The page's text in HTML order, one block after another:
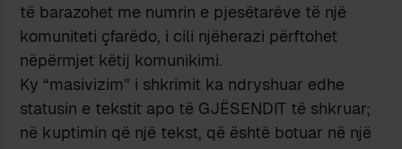
të barazohet me numrin e pjesëtarëve të një
komuniteti çfarëdo, i cili njëherazi përftohet
nëpërmjet këtij komunikimi.
Ky “masivizim” i shkrimit ka ndryshuar edhe
statusin e tekstit apo të GJËSENDIT të shkruar;
në kuptimin që një tekst, që është botuar në një